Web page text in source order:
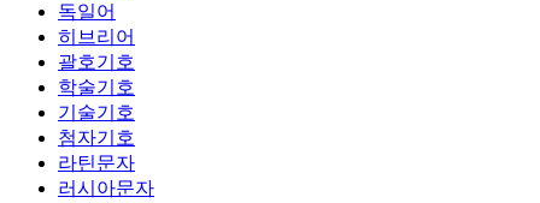
독일어
히브리어
괄호기호
학술기호
기술기호
첨자기호
라틴문자
러시아문자